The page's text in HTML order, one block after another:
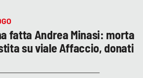
fatta Andrea Minasi: morta
su viale Affaccio, donati